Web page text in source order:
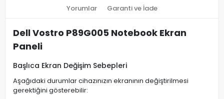
Yorumlar Garanti ve İade
Dell Vostro P89G005 Notebook Ekran
Paneli
Başlıca Ekran Değişim Sebepleri
Aşağıdaki durumlar cihazınızın ekranının değiştirilmesi
gerektiğini gösterebilir: